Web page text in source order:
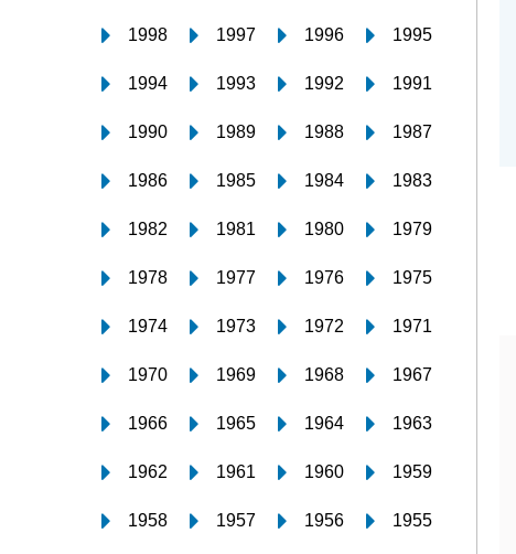
1998 1997 1996 1995
1994 1993 1992 1991
1990 1989 1988 1987
1986 1985 1984 1983
1982 1981 1980 1979
1978 1977 1976 1975
1974 1973 1972 1971
1970 1969 1968 1967
1966 1965 1964 1963
1962 1961 1960 1959
1958 1957 1956 1955